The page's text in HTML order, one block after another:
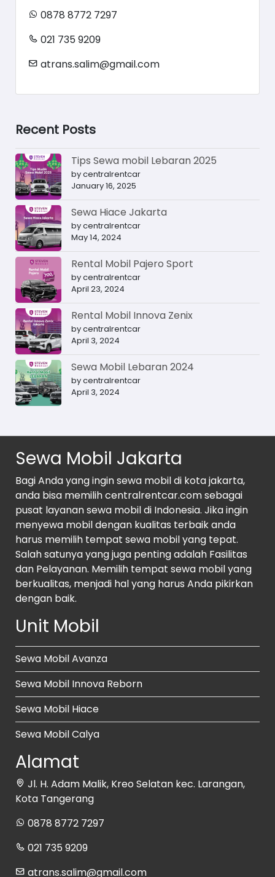
0878 8772 7297
021 735 9209
atrans.salim@gmail.com
Recent Posts
Tips Sewa mobil Lebaran 2025
by centralrentcar
January 16, 2025
Sewa Hiace Jakarta
by centralrentcar
May 14, 2024
Rental Mobil Pajero Sport
by centralrentcar
April 23, 2024
Rental Mobil Innova Zenix
by centralrentcar
April 3, 2024
Sewa Mobil Lebaran 2024
by centralrentcar
April 3, 2024
Sewa Mobil Jakarta
Bagi Anda yang ingin sewa mobil di kota jakarta,
anda bisa memilih centralrentcar.com sebagai
pusat layanan sewa mobil di Indonesia. Jika ingin
menyewa mobil dengan kualitas terbaik anda
harus memilih tempat sewa mobil yang tepat.
Salah satunya yang juga penting adalah Fasilitas
dan Pelayanan. Memilih tempat sewa mobil yang
berkualitas, menjadi hal yang harus Anda pikirkan
dengan baik.
Unit Mobil
Sewa Mobil Avanza
Sewa Mobil Innova Reborn
Sewa Mobil Hiace
Sewa Mobil Calya
Alamat
Jl. H. Adam Malik, Kreo Selatan kec. Larangan,
Kota Tangerang
0878 8772 7297
021 735 9209
atrans.salim@gmail.com